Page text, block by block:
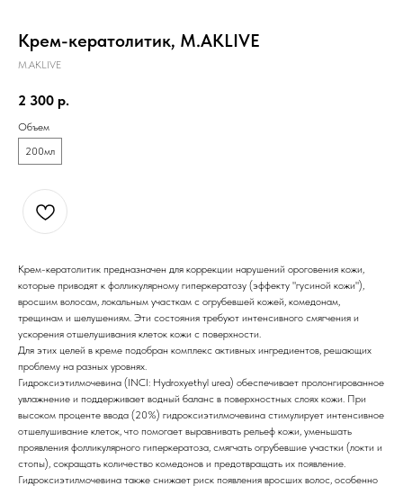
Крем-кератолитик, M.AKLIVE
M.AKLIVE
2 300 р.
Объем
200мл
Крем-кератолитик предназначен для коррекции нарушений ороговения кожи,
которые приводят к фолликулярному гиперкератозу (эффекту "гусиной кожи"),
вросшим волосам, локальным участкам с огрубевшей кожей, комедонам,
трещинам и шелушениям. Эти состояния требуют интенсивного смягчения и
ускорения отшелушивания клеток кожи с поверхности.
Для этих целей в креме подобран комплекс активных ингредиентов, решающих
проблему на разных уровнях.
Гидроксиэтилмочевина (INCI: Hydroxyethyl urea) обеспечивает пролонгированное
увлажнение и поддерживает водный баланс в поверхностных слоях кожи. При
высоком проценте ввода (20%) гидроксиэтилмочевина стимулирует интенсивное
отшелушивание клеток, что помогает выравнивать рельеф кожи, уменьшать
проявления фолликулярного гиперкератоза, смягчать огрубевшие участки (локти и
стопы), сокращать количество комедонов и предотвращать их появление.
Гидроксиэтилмочевина также снижает риск появления вросших волос, особенно